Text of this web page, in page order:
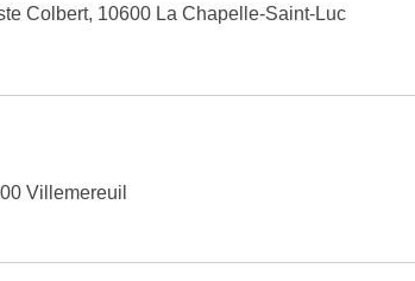
Colbert, 10600 La Chapelle-Saint-Luc
Villemereuil